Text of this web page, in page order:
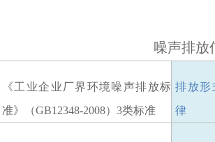
噪声排放
《工业企业厂界环境噪声排放标
准》（GB12348-2008）3类标准
排放形
律